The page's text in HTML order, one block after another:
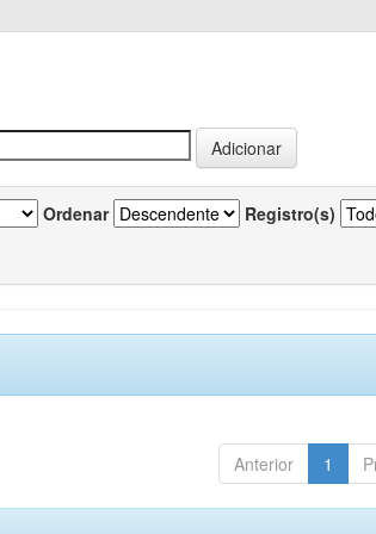
Ordenar Registro(s)
Anterior 1